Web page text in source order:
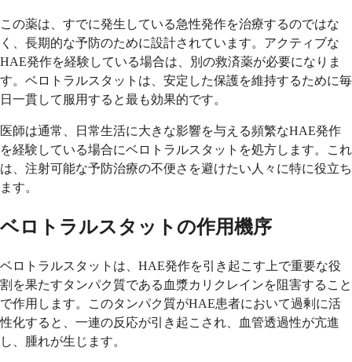
この薬は、すでに発生している急性発作を治療するのではな
く、長期的な予防のために設計されています。アクティブな
HAE発作を経験している場合は、別の救済薬が必要になりま
す。ベロトラルスタットは、安定した保護を維持するために毎
日一貫して服用すると最も効果的です。
医師は通常、日常生活に大きな影響を与える頻繁なHAE発作
を経験している場合にベロトラルスタットを処方します。これ
は、注射可能な予防治療の不便さを避けたい人々に特に役立ち
ます。
ベロトラルスタットの作用機序
ベロトラルスタットは、HAE発作を引き起こす上で重要な役
割を果たすタンパク質である血漿カリクレインを阻害すること
で作用します。このタンパク質がHAE患者において過剰に活
性化すると、一連の反応が引き起こされ、血管透過性が亢進
し、腫れが生じます。